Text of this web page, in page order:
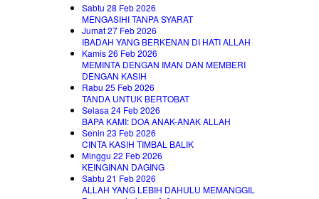
Sabtu 28 Feb 2026
MENGASIHI TANPA SYARAT
Jumat 27 Feb 2026
IBADAH YANG BERKENAN DI HATI ALLAH
Kamis 26 Feb 2026
MEMINTA DENGAN IMAN DAN MEMBERI
DENGAN KASIH
Rabu 25 Feb 2026
TANDA UNTUK BERTOBAT
Selasa 24 Feb 2026
BAPA KAMI: DOA ANAK-ANAK ALLAH
Senin 23 Feb 2026
CINTA KASIH TIMBAL BALIK
Minggu 22 Feb 2026
KEINGINAN DAGING
Sabtu 21 Feb 2026
ALLAH YANG LEBIH DAHULU MEMANGGIL